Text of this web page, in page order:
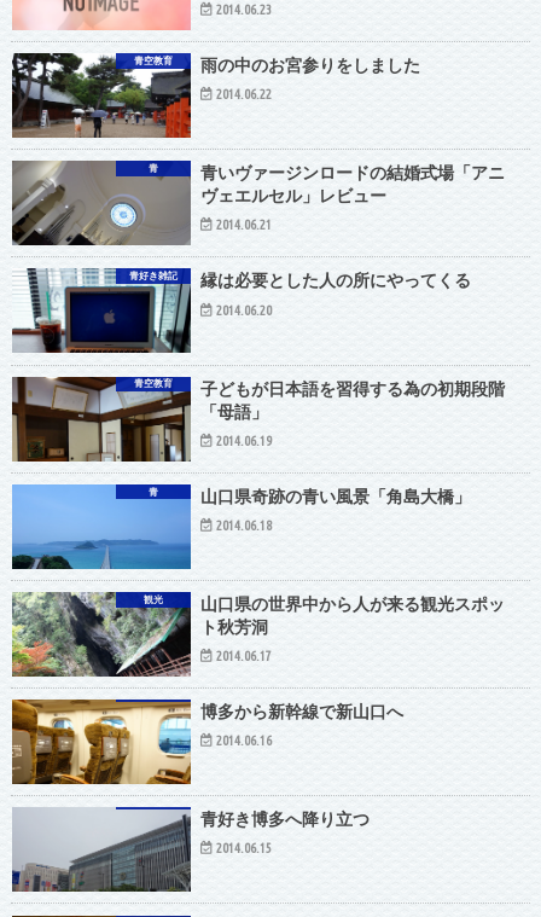
2014.06.23
青空教育 雨の中のお宮参りをしました
2014.06.22
青
青いヴァージンロードの結婚式場「アニ
ヴェエルセル」レビュー
2014.06.21
青好き雑記 縁は必要とした人の所にやってくる
2014.06.20
青空教育
子どもが日本語を習得する為の初期段階
「母語」
2014.06.19
青 山口県奇跡の青い風景「角島大橋」
2014.06.18
観光
山口県の世界中から人が来る観光スポッ
ト秋芳洞
2014.06.17
博多から新幹線で新山口へ
2014.06.16
青好き博多へ降り立つ
2014.06.15